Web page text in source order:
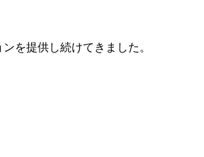
を提供し続けてきました。